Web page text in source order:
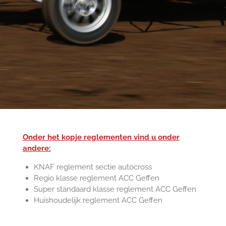
Onder het kopje reglementen vind u onder
andere:
KNAF reglement sectie autocross
Regio klasse reglement ACC Geffen
Super standaard klasse reglement ACC Geffen
Huishoudelijk reglement ACC Geffen